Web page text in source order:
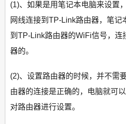
(1)、如果是用笔记本电脑来设置
网线连接到TP-Link路由器，笔记
到TP-Link路由器的WiFi信号，连
器的。
(2)、设置路由器的时候，并不需
由器的连接是正确的，电脑就可
对路由器进行设置。